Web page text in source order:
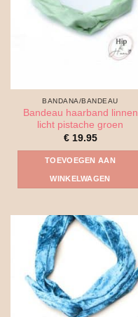
BANDANA/BANDEAU
Bandeau haarband linnen
licht pistache groen
€19.95
TOEVOEGEN AAN
WINKELWAGEN